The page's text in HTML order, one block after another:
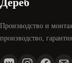
Производство и
производство,